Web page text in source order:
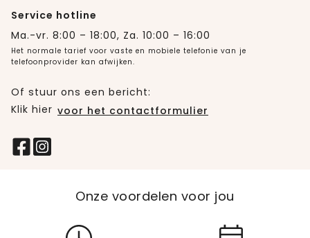
Service hotline
Ma.-vr. 8:00 – 18:00, Za. 10:00 – 16:00
Het normale tarief voor vaste en mobiele telefonie van je
telefoonprovider kan afwijken.
Of stuur ons een bericht:
Klik hier voor het contactformulier
Onze voordelen voor jou